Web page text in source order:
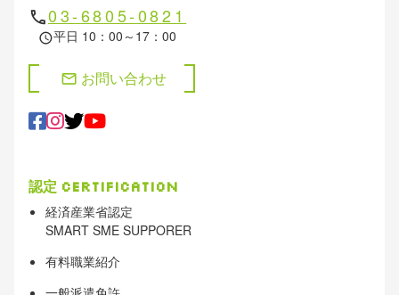
phone03-6805-0821
schedule平日 10：00～17：00
mail お問い合わせ
認定 Certification
経済産業省認定
SMART SME SUPPORER
有料職業紹介